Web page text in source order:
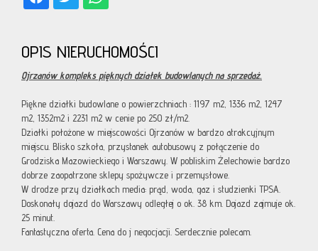
OPIS NIERUCHOMOŚCI
Ojrzanów kompleks pięknych działek budowlanych na sprzedaż.
Piękne działki budowlane o powierzchniach : 1197 m2, 1336 m2, 1247
m2, 1352m2 i 2231 m2 w cenie po 250 zł/m2.
Działki położone w miejscowości Ojrzanów w bardzo atrakcyjnym
miejscu. Blisko szkoła, przystanek autobusowy z połączenie do
Grodziska Mazowieckiego i Warszawy. W pobliskim Żelechowie bardzo
dobrze zaopatrzone sklepy spożywcze i przemysłowe.
W drodze przy działkach media: prąd, woda, gaz i studzienki TPSA.
Doskonały dojazd do Warszawy odległej o ok. 38 km. Dojazd zajmuje ok.
25 minut.
Fantastyczna oferta. Cena do j negocjacji. Serdecznie polecam.